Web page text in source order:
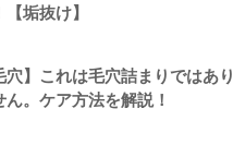
【垢抜け】
穴】これは毛穴詰まりではあり
ん。ケア方法を解説！